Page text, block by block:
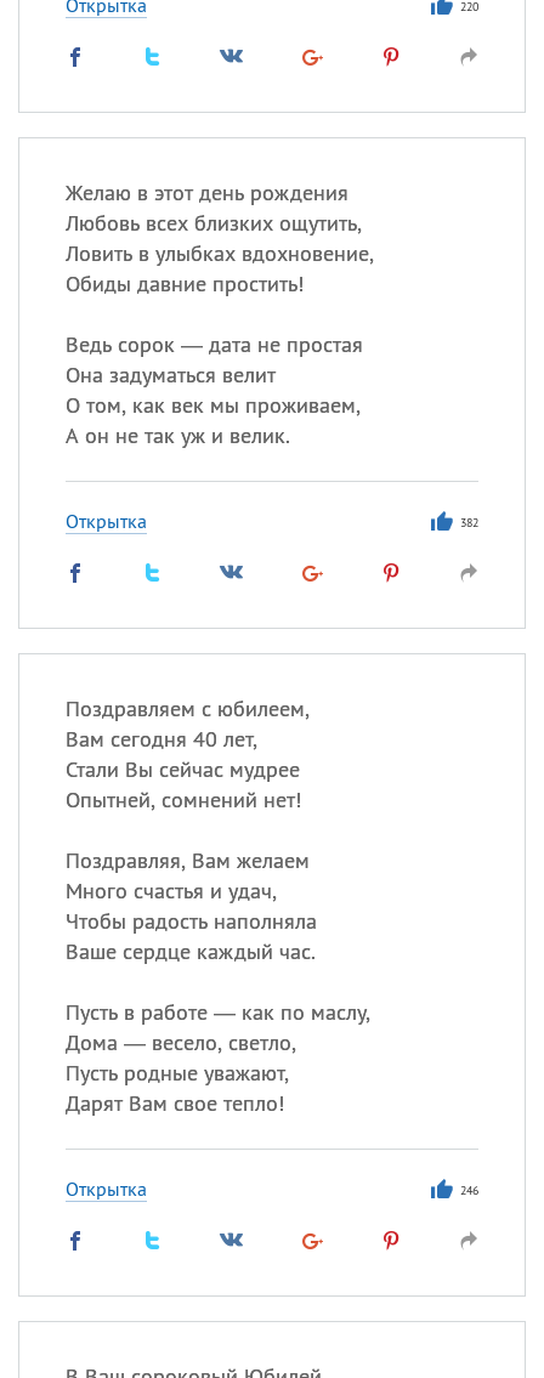
Открытка 220
Желаю в этот день рождения
Любовь всех близких ощутить,
Ловить в улыбках вдохновение,
Обиды давние простить!
Ведь сорок — дата не простая
Она задуматься велит
О том, как век мы проживаем,
А он не так уж и велик.
Открытка 382
Поздравляем с юбилеем,
Вам сегодня 40 лет,
Стали Вы сейчас мудрее
Опытней, сомнений нет!
Поздравляя, Вам желаем
Много счастья и удач,
Чтобы радость наполняла
Ваше сердце каждый час.
Пусть в работе — как по маслу,
Дома — весело, светло,
Пусть родные уважают,
Дарят Вам свое тепло!
Открытка 246